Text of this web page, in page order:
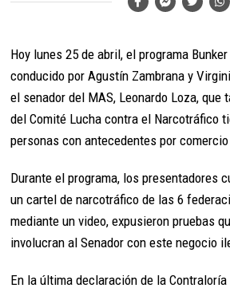
Hoy lunes 25 de abril, el programa
conducido por Agustín Zambrana y
el senador del MAS, Leonardo Loza, que
del Comité Lucha contra el Narcotráfico
personas con antecedentes por
Durante el programa, los presentadores
un cartel de narcotráfico de las 6
mediante un video, expusieron pruebas
involucran al Senador con este negocio
En la última declaración de la